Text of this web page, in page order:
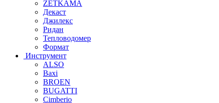
ZETKAMA
Декаст
Джилекс
Ридан
Тепловодомер
Формат
Инструмент
ALSO
Baxi
BROEN
BUGATTI
Cimberio